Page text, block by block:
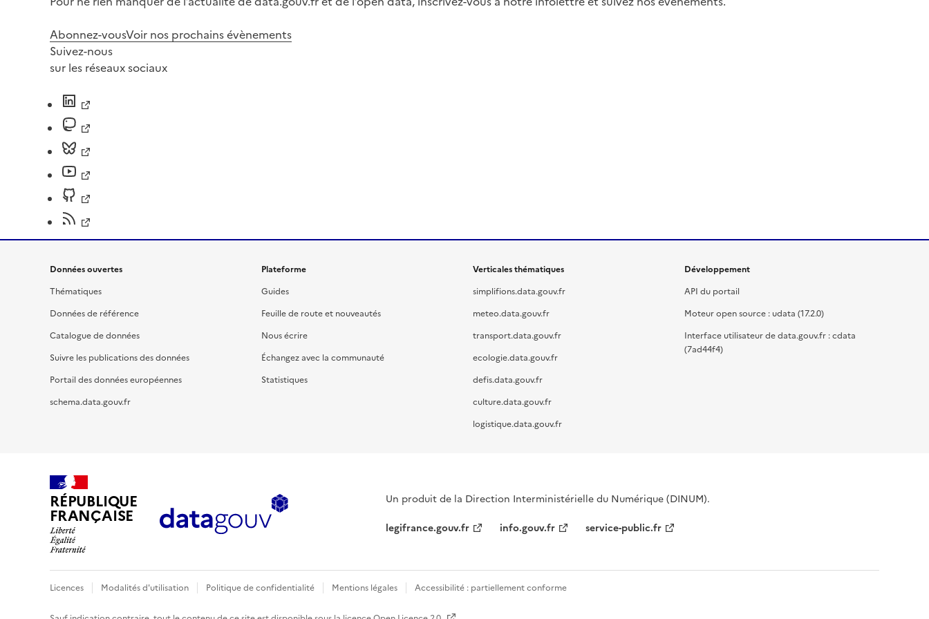
Abonnez-vousVoir nos prochains évènements
Suivez-nous
sur les réseaux sociaux
Données ouvertes
Thématiques
Données de référence
Catalogue de données
Suivre les publications des données
Portail des données européennes
schema.data.gouv.fr
Plateforme
Guides
Feuille de route et nouveautés
Nous écrire
Échangez avec la communauté
Statistiques
Verticales thématiques
simplifions.data.gouv.fr
meteo.data.gouv.fr
transport.data.gouv.fr
ecologie.data.gouv.fr
defis.data.gouv.fr
culture.data.gouv.fr
logistique.data.gouv.fr
Développement
API du portail
Moteur open source : udata (17.2.0)
Interface utilisateur de data.gouv.fr : cdata
(7ad44f4)
RÉPUBLIQUE
FRANÇAISE
Un produit de la Direction Interministérielle du Numérique (DINUM).
legifrance.gouv.fr
info.gouv.fr service-public.fr
Licences Modalités d'utilisation Politique de confidentialité Mentions légales Accessibilité : partiellement conforme